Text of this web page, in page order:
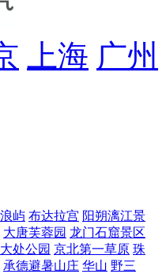
上海 广州
屿 布达拉宫 阳朔漓江景
大唐芙蓉园 龙门石窟景区
处公园 京北第一草原 珠
承德避暑山庄 华山 野三